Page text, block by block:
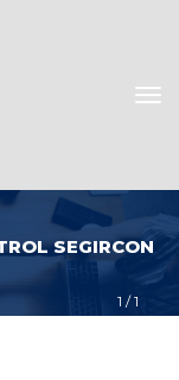
1 / 1
SEGIRCON